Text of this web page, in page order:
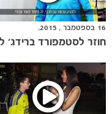
16 בספטמבר , 2015,